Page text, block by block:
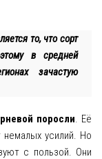
то, что сорт
в средней
зачастую
поросли. Её
немалых усилий. Но
с пользой. Они